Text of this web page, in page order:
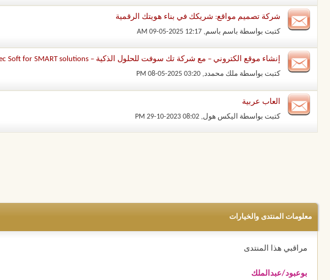
شركة تصميم مواقع: شريكك في بناء هويتك الرقمية
كتبت بواسطة باسم باسم‏, 09-05-2025 12:17 AM
إنشاء موقع الكتروني – مع شركة تك سوفت للحلول الذكية – Tec Soft for SMART solutions
كتبت بواسطة ملك محمدد‏, 08-05-2025 03:20 PM
العاب عربية
كتبت بواسطة اليكس هول‏, 29-10-2023 08:02 PM
معلومات المنتدى والخيارات
مراقبي هذا المنتدى
بوعبود/عبدالملك